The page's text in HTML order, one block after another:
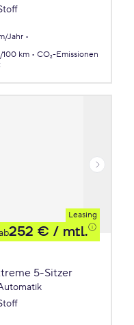
Jahr
100 km
CO₂-Emissionen
Leasing
252 € / mtl.
5-Sitzer